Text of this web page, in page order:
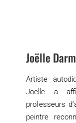
Joëlle
Artiste
Joelle a
professeurs
peintre